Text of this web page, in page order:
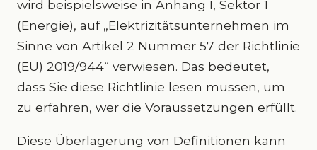
wird beispielsweise in Anhang I, Sektor 1
(Energie), auf „Elektrizitätsunternehmen im
Sinne von Artikel 2 Nummer 57 der Richtlinie
(EU) 2019/944“ verwiesen. Das bedeutet,
dass Sie diese Richtlinie lesen müssen, um
zu erfahren, wer die Voraussetzungen erfüllt.
Diese Überlagerung von Definitionen kann